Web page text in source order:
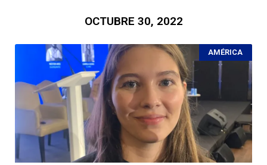
OCTUBRE 30, 2022
AMÉRICA